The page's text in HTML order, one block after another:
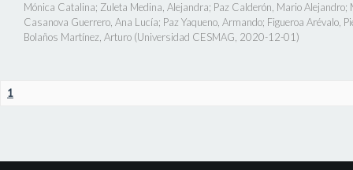
Mónica Catalina; Zuleta Medina, Alejandra; Paz Calderón, Mario Alejandro;
Casanova Guerrero, Ana Lucía; Paz Yaqueno, Armando; Figueroa Arévalo,
Bolaños Martínez, Arturo (Universidad CESMAG 2020-12-01 )
1